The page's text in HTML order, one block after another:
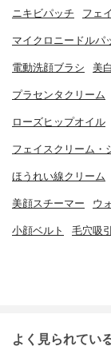
ニキビパッチ フェ
マイクロニードルパ
電動洗顔ブラシ 美
プラセンタクリーム
ローズヒップオイル
フェイスクリーム・
ほうれい線クリーム
美顔スチーマー ウ
小顔ベルト 毛穴吸
よく見られてい